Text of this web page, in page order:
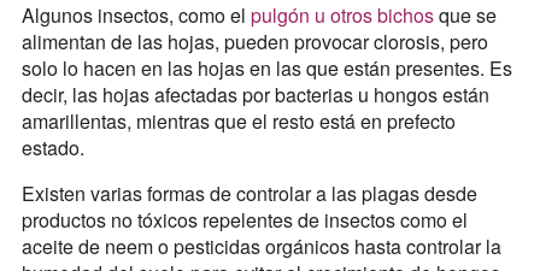
Algunos insectos, como el pulgón u otros bichosque se
alimentan de las hojas, pueden provocar clorosis, pero
solo lo hacen en las hojas en las que están presentes. Es
decir, las hojas afectadas por bacterias u hongos están
amarillentas, mientras que el resto está en prefecto
estado.
Existen varias formas de controlar a las plagas desde
productos no tóxicos repelentes de insectos como el
aceite de neem o pesticidas orgánicos hasta controlar la